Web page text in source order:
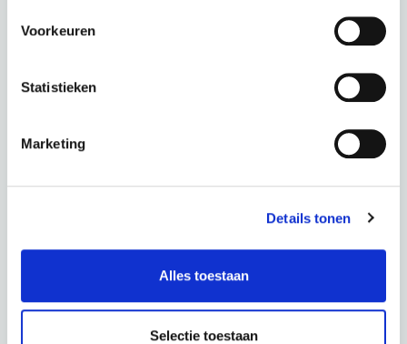
Voorkeuren
Statistieken
Marketing
Details tonen
Alles toestaan
Selectie toestaan
Ce scooter dans une autre couleur :
Période
60 mois
SAUVEGARDER
PROCHAINE ÉTAPE